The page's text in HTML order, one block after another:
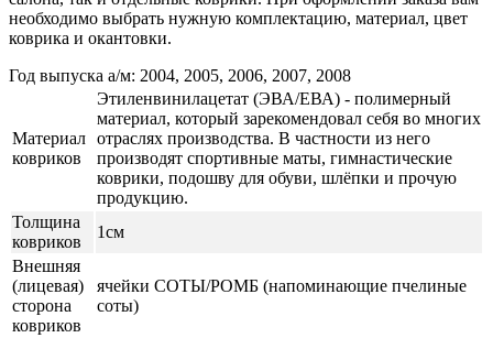
необходимо выбрать нужную комплектацию, материал, цвет
коврика и окантовки.
Год выпуска а/м: 2004, 2005, 2006, 2007, 2008
Материал
ковриков
Этиленвинилацетат (ЭВА/ЕВА) - полимерный
материал, который зарекомендовал себя во многих
отраслях производства. В частности из него
производят спортивные маты, гимнастические
коврики, подошву для обуви, шлёпки и прочую
продукцию.
Толщина
ковриков
1см
Внешняя
(лицевая)
сторона
ковриков
ячейки СОТЫ/РОМБ (напоминающие пчелиные
соты)